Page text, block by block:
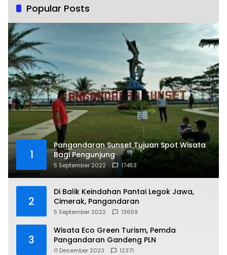
Popular Posts
1
Pangandaran Sunset Tujuan Spot Wisata
Bagi Pengunjung
5 September 2022 17453
2
Di Balik Keindahan Pantai Legok Jawa,
Cimerak, Pangandaran
5 September 2022 13659
3
Wisata Eco Green Turism, Pemda
Pangandaran Gandeng PLN
11 Desember 2023 12371